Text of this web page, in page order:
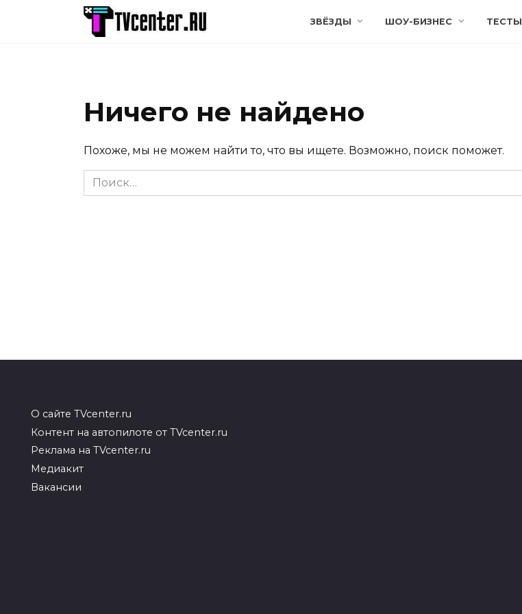
ЗВЁЗДЫ ШОУ-БИЗНЕС ТЕСТЫ
Ничего не найдено
Похоже, мы не можем найти то, что вы ищете. Возможно, поиск поможет.
Search
for:
О сайте TVcenter.ru
Контент на автопилоте от TVcenter.ru
Реклама на TVcenter.ru
Медиакит
Вакансии